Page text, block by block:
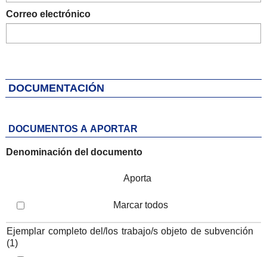
Correo electrónico
DOCUMENTACIÓN
DOCUMENTOS A APORTAR
Denominación del documento
Aporta
Marcar todos
Iteración de iterador: Listado de documentos a aportar
Ejemplar completo del/los trabajo/s objeto de subvención
(1)